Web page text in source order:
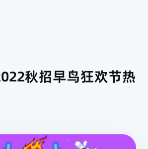
秋招早鸟狂欢节热